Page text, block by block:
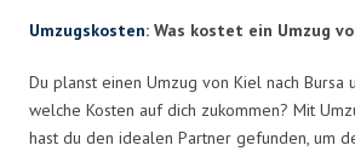
Umzugskosten: Was kostet ein Umzug
Du planst einen Umzug von Kiel nach Bursa
welche Kosten auf dich zukommen? Mit
hast du den idealen Partner gefunden, um